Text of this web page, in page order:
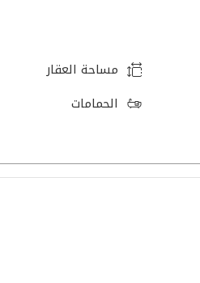
مساحة العقار
الحمامات